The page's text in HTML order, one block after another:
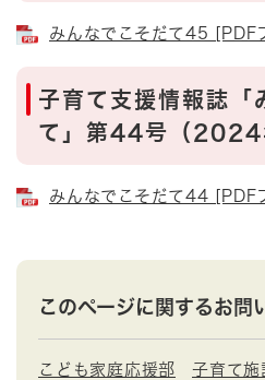
みんなでこそだて45 [PDF
子育て支援情報誌「
て」第44号（2024
みんなでこそだて44 [PDF
このページに関するお問
こども家庭応援部 子育て施